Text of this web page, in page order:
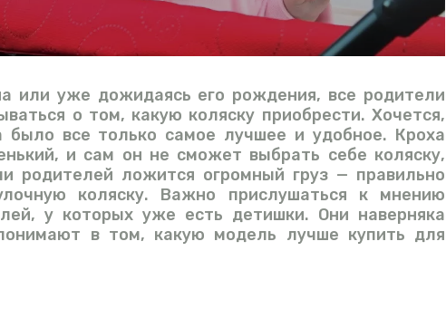
или уже дожидаясь его рождения, все родители
о том, какую коляску приобрести. Хочется,
было все только самое лучшее и удобное. Кроха
и сам он не сможет выбрать себе коляску,
родителей ложится огромный груз — правильно
коляску. Важно прислушаться к мнению
у которых уже есть детишки. Они наверняка
в том, какую модель лучше купить для